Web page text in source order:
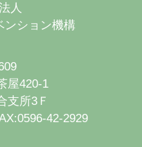
人
ンション機構
屋420-1
支所3Ｆ
42-2929